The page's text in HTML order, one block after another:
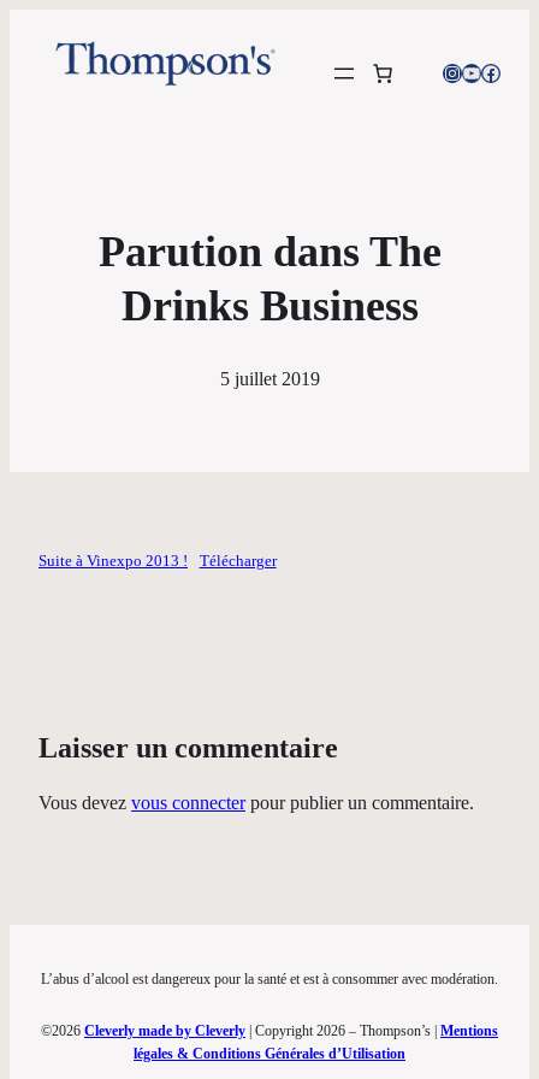
Instagram
YouTube
Parution dans The
Drinks Business
5 juillet 2019
Suite à Vinexpo 2013 ! Télécharger
Laisser un commentaire
Vous devez vous connecterpour publier un commentaire.
L’abus d’alcool est dangereux pour la santé et est à consommer avec modération.
©2026 Cleverly made by Cleverly | Copyright 2026 – Thompson’s | Mentions
légales & Conditions Générales d’Utilisation